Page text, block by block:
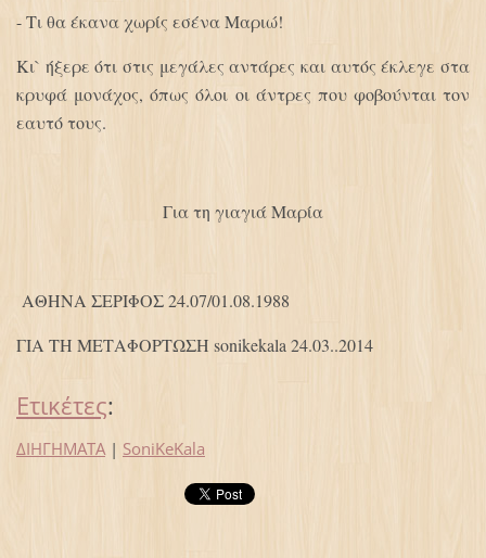
- Τι θα έκανα χωρίς εσένα Μαριώ!
Κι` ήξερε ότι στις μεγάλες αντάρες και αυτός έκλεγε στα
κρυφά μονάχος, όπως όλοι οι άντρες που φοβούνται τον
εαυτό τους.
Για τη γιαγιά Μαρία
ΑΘΗΝΑ ΣΕΡΙΦΟΣ 24.07/01.08.1988
ΓΙΑ ΤΗ ΜΕΤΑΦΟΡΤΩΣΗ sonikekala 24.03..2014
Ετικέτες:
ΔΙΗΓΗΜΑΤΑ | SoniKeKala